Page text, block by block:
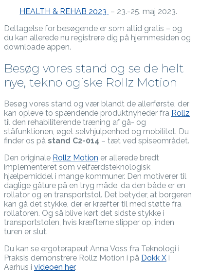
HEALTH & REHAB 2023 – 23.-25. maj 2023.
Deltagelse for besøgende er som altid gratis – og
du kan allerede nu registrere dig på hjemmesiden og
downloade appen.
Besøg vores stand og se de helt
nye, teknologiske Rollz Motion
Besøg vores stand og vær blandt de allerførste, der
kan opleve to spændende produktnyheder fra Rollz
til den rehabiliterende træning af gå- og
ståfunktionen, øget selvhjulpenhed og mobilitet. Du
finder os på stand C2-014 – tæt ved spiseområdet.
Den originale Rollz Motion er allerede bredt
implementeret som velfærdsteknologisk
hjælpemiddel i mange kommuner. Den motiverer til
daglige gåture på en tryg måde, da den både er en
rollator og en transportstol. Det betyder, at borgeren
kan gå det stykke, der er kræfter til med støtte fra
rollatoren. Og så blive kørt det sidste stykke i
transportstolen, hvis kræfterne slipper op, inden
turen er slut.
Du kan se ergoterapeut Anna Voss fra Teknologi i
Praksis demonstrere Rollz Motion i på Dokk X i
Aarhus i videoen her.